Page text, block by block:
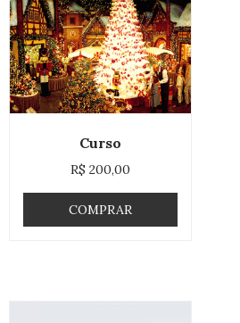
Curso
R$ 200,00
COMPRAR